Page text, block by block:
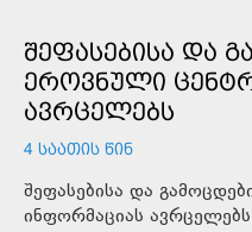
ᲨᲔᲤᲐᲡᲔᲑᲘᲡᲐ ᲓᲐ
ᲔᲠᲝᲕᲜᲣᲚᲘ
ᲐᲕᲠᲪᲔᲚᲔᲑᲡ
4 ᲡᲐᲐᲗᲘᲡ ᲬᲘᲜ
შეფასებისა და
ინფორმაციას